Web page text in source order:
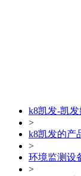
k8凯发-凯发
>
k8凯发的产
>
环境监测设
>